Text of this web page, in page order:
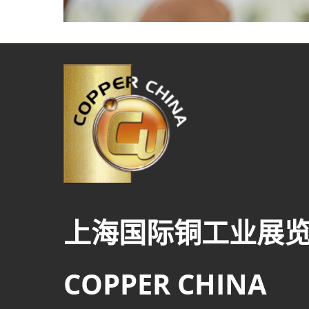
上海国际铜工业展
COPPER CHINA